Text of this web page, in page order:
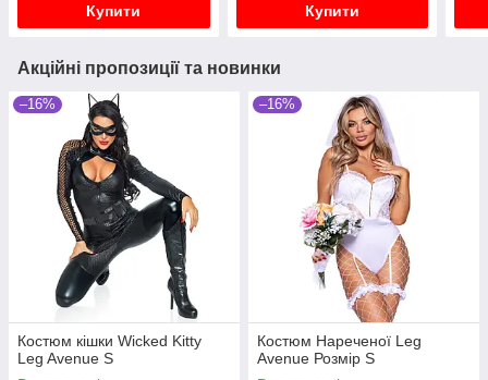
Купити Купити
Акційні пропозиції та новинки
–16%
Костюм кішки Wicked Kitty
Leg Avenue S
–16%
Костюм Нареченої Leg
Avenue Розмір S